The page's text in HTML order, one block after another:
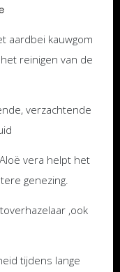
aardbei kauwgom
reinigen van de
verzachtende
vera helpt het
genezing.
,ook
tijdens lange